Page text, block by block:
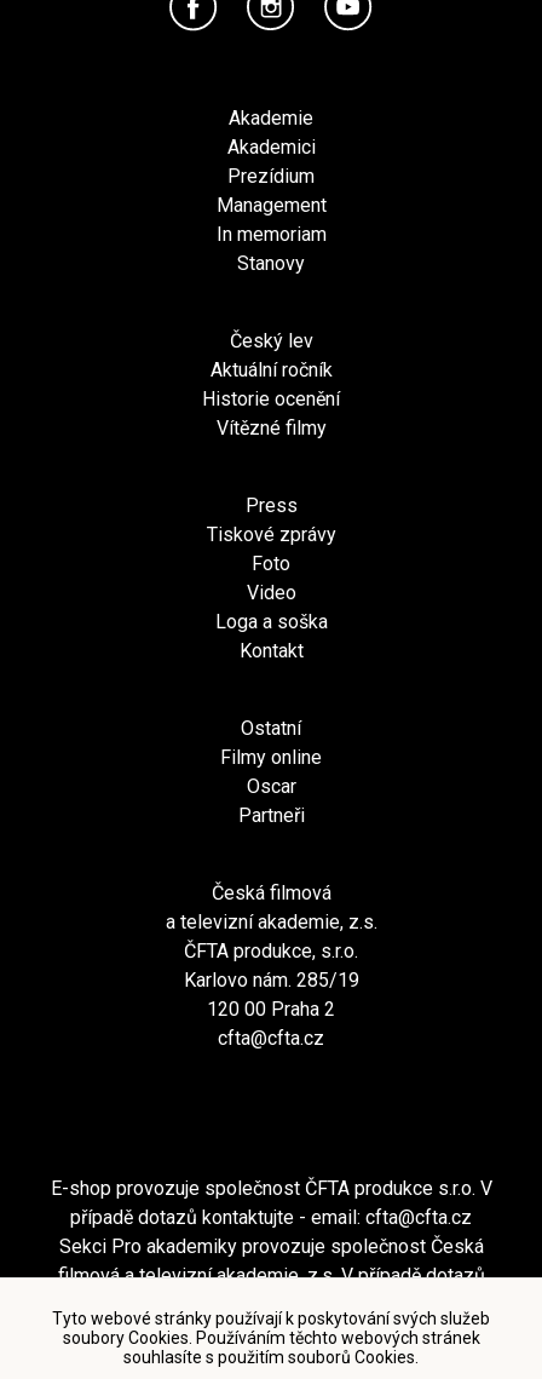
Tyto webové stránky používají k poskytování svých služeb
soubory Cookies. Používáním těchto webových stránek
souhlasíte s použitím souborů Cookies.
Akademie
Akademici
Prezídium
Management
In memoriam
Stanovy
Český lev
Aktuální ročník
Historie ocenění
Vítězné filmy
Press
Tiskové zprávy
Foto
Video
Loga a soška
Kontakt
Ostatní
Filmy online
Oscar
Partneři
Česká filmová
a televizní akademie, z.s.
ČFTA produkce, s.r.o.
Karlovo nám. 285/19
120 00 Praha 2
cfta@cfta.cz
E-shop provozuje společnost ČFTA produkce s.r.o. V
případě dotazů kontaktujte - email: cfta@cfta.cz
Sekci Pro akademiky provozuje společnost Česká
filmová a televizní akademie, z.s. V případě dotazů
Podmínky užití a zásady ochrany osobních údajů